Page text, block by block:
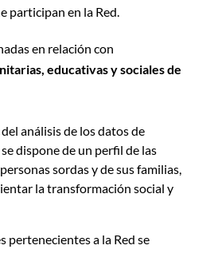
participan en la Red.
en relación con
educativas y sociales de
análisis de los datos de
dispone de un perfil de las
sordas y de sus familias,
la transformación social y
pertenecientes a la Red se